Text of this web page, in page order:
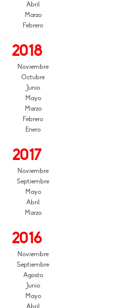
Abril
Marzo
Febrero
2018
Noviembre
Octubre
Junio
Mayo
Marzo
Febrero
Enero
2017
Noviembre
Septiembre
Mayo
Abril
Marzo
2016
Noviembre
Septiembre
Agosto
Junio
Mayo